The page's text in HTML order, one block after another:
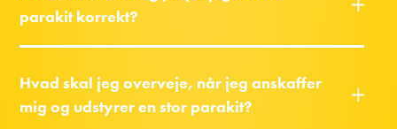
parakit korrekt?
Hvad skal jeg overveje, når jeg anskaffer
mig og udstyrer en stor parakit?